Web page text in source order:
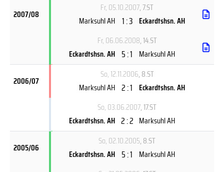
2007/08
Fr, 05.10.2007, 7.ST
Marksuhl AH 1 : 3 Eckardtshsn. AH
Fr, 06.06.2008, 14.ST
Eckardtshsn. AH 5 : 1 Marksuhl AH
2006/07
So, 12.11.2006, 8.ST
Marksuhl AH 2 : 1 Eckardtshsn. AH
So, 03.06.2007, 17.ST
Eckardtshsn. AH 2 : 2 Marksuhl AH
2005/06
So, 02.10.2005, 8.ST
Eckardtshsn. AH 5 : 1 Marksuhl AH